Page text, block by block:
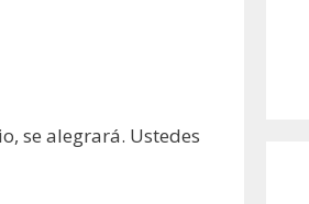
se alegrará. Ustedes